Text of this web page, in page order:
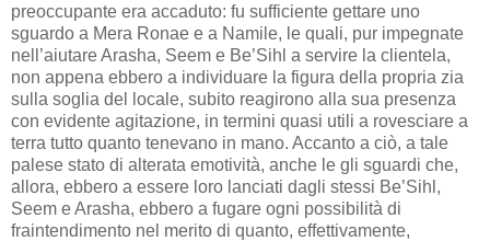
preoccupante era accaduto: fu sufficiente gettare uno
sguardo a Mera Ronae e a Namile, le quali, pur impegnate
nell’aiutare Arasha, Seem e Be’Sihl a servire la clientela,
non appena ebbero a individuare la figura della propria zia
sulla soglia del locale, subito reagirono alla sua presenza
con evidente agitazione, in termini quasi utili a rovesciare a
terra tutto quanto tenevano in mano. Accanto a ciò, a tale
palese stato di alterata emotività, anche le gli sguardi che,
allora, ebbero a essere loro lanciati dagli stessi Be’Sihl,
Seem e Arasha, ebbero a fugare ogni possibilità di
fraintendimento nel merito di quanto, effettivamente,